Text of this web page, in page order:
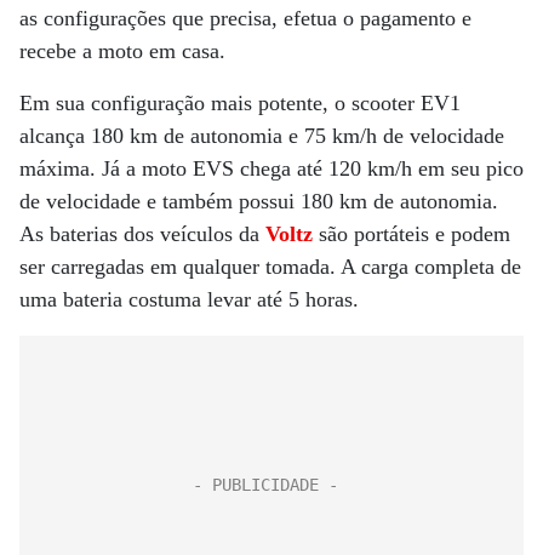
as configurações que precisa, efetua o pagamento e
recebe a moto em casa.
Em sua configuração mais potente, o scooter EV1
alcança 180 km de autonomia e 75 km/h de velocidade
máxima. Já a moto EVS chega até 120 km/h em seu pico
de velocidade e também possui 180 km de autonomia.
As baterias dos veículos da Voltz são portáteis e podem
ser carregadas em qualquer tomada. A carga completa de
uma bateria costuma levar até 5 horas.